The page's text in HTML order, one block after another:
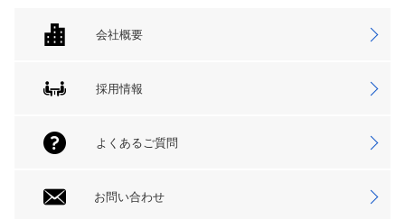
会社概要
採用情報
よくあるご質問
お問い合わせ